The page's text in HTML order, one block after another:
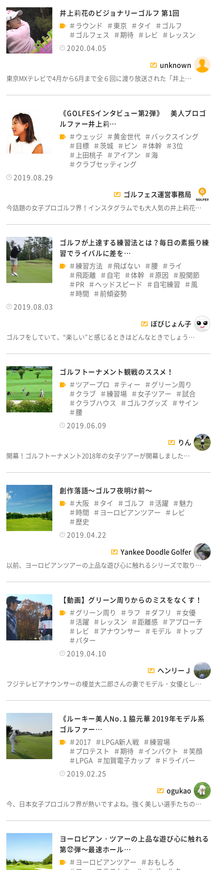
井上莉花のビジョナリーゴルフ 第1回
ラウンド
東京 タイ
ゴルフ
ゴルフェス
期待 レビ
レッスン
2020.04.05
unknown
東京MXテレビで4月から6月まで全６回に渡り放送された「井上…
《GOLFESインタビュー第2弾》 美人プロゴ
ルファー井上莉…
ウェッジ
黄金世代
バックスイング
目標
茨城 ピン 体幹
3位
上田桃子
アイアン
海
クラブセッティング
2019.08.29
ゴルフェス運営事務局
今話題の女子プロゴルフ界！インスタグラムでも大人気の井上莉花…
ゴルフが上達する練習法とは？毎日の素振り練
習でライバルに差を…
練習方法
飛ばない 腰
ライ
飛距離
自宅 体幹 原因
股関節
PR
ヘッドスピード 自宅練習
風
時間
前傾姿勢
2019.08.03
ぼびじょん子
ゴルフをしていて、“楽しい”と感じるときはどんなときでしょう…
ゴルフトーナメント観戦のススメ！
ツアープロ
ティー
グリーン周り
クラブ
練習場 女子ツアー
試合
クラブハウス
ゴルフグッズ
サイン
腰
2019.06.09
りん
開幕！ゴルフトーナメント2018年の女子ツアーが開幕しました…
創作落語～ゴルフ夜明け前～
大阪
タイ ゴルフ 活躍
魅力
時間
ヨーロピアンツアー
レビ
歴史
2019.04.22
Yankee Doodle Golfer
以前、ヨーロピアンツアーの上品な遊び心に触れるシリーズで取り…
【動画】グリーン周りからのミスをなくす！
グリーン周り
ラフ ダフリ
女優
活躍
レッスン 距離感
アプローチ
レビ
アナウンサー モデル
トップ
パター
2019.04.10
ヘンリーＪ
フジテレビアナウンサーの榎並大二郎さんの妻でモデル・女優とし…
《ルーキー美人No.１脇元華 2019年モデル系
ゴルファー…
2017
LPGA新人戦
練習場
プロテスト
期待 インパクト
笑顔
LPGA
加賀電子カップ
ドライバー
2019.02.25
ogukao
今、日本女子プロゴルフ界が熱いですよね。強く美しい選手たちの…
ヨーロピアン・ツアーの上品な遊び心に触れる
第㉒弾～最速ホール…
ヨーロピアンツアー
おもしろ